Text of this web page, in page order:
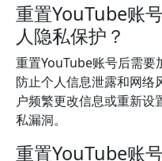
重置YouTube账
人隐私保护？
重置YouTube账号后需要
防止个人信息泄露和网络
户频繁更改信息或重新
私漏洞。
重置YouTube账